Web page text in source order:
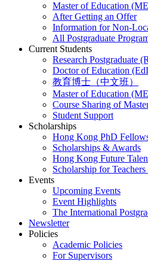
Master of Education
After Getting an Offer
Information for Non-
All Postgraduate
Current Students
Research Postgraduate
Doctor of Education
教育博士（中文班）
Master of Education
Course Sharing of
Student Support
Scholarships
Hong Kong PhD
Scholarships & Awards
Hong Kong Future
Scholarship for
Events
Upcoming Events
Event Highlights
The International
Newsletter
Policies
Academic Policies
For Supervisors